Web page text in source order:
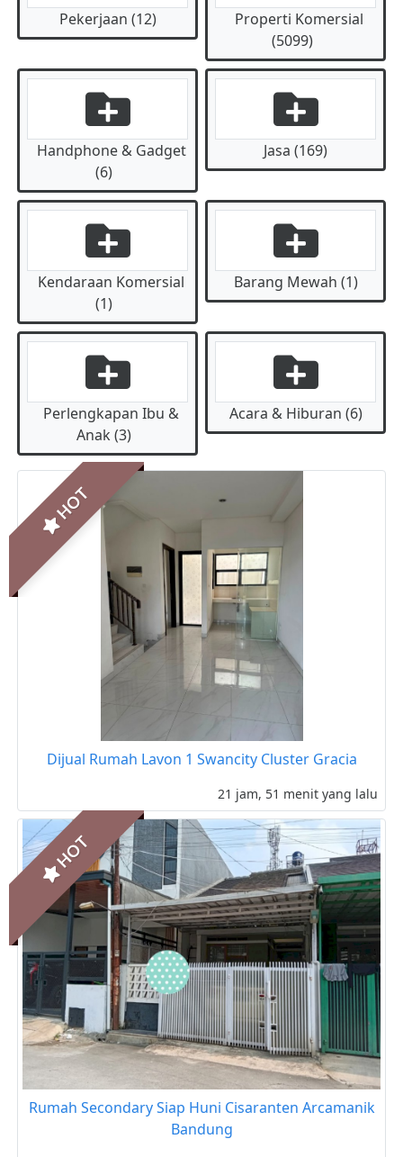
Pekerjaan (12)
Properti Komersial
(5099)
Handphone & Gadget
(6)
Jasa (169)
Kendaraan Komersial
(1)
Barang Mewah (1)
Perlengkapan Ibu &
Anak (3)
Acara & Hiburan (6)
HOT
Dijual Rumah Lavon 1 Swancity Cluster Gracia
21 jam, 51 menit yang lalu
HOT
Rumah Secondary Siap Huni Cisaranten Arcamanik
Bandung